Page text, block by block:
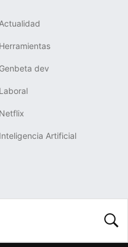
Actualidad
Herramientas
Genbeta dev
Laboral
Netflix
Inteligencia Artificial